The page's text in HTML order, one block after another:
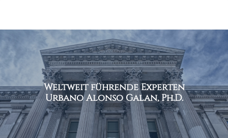
Weltweit führende Experten
Urbano Alonso Galan, Ph.D.